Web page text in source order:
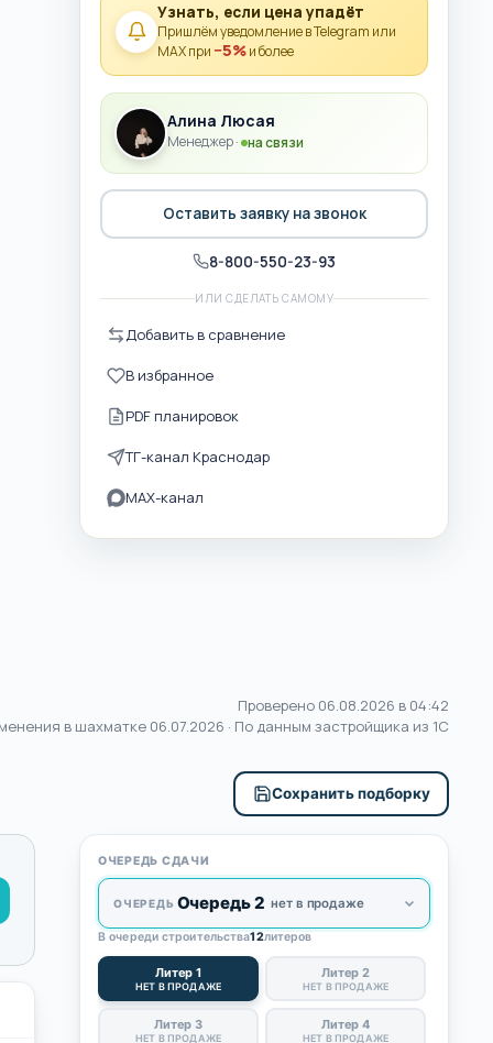
Узнать, если цена упадёт
Пришлём уведомление в Telegram или
MAX при −5%и более
Алина Люсая
Менеджер · на связи
Оставить заявку на звонок
8-800-550-23-93
ИЛИ СДЕЛАТЬ САМОМУ
Добавить в сравнение
В избранное
PDF планировок
ТГ-канал Краснодар
MAX-канал
Проверено 06.08.2026 в 04:42
в шахматке 06.07.2026 · По данным застройщика из 1С
Сохранить подборку
ОЧЕРЕДЬ СДАЧИ
ОЧЕРЕДЬ Очередь 2 нет в продаже
В очереди строительства12литеров
Литер 1
НЕТ В ПРОДАЖЕ
Литер 2
НЕТ В ПРОДАЖЕ
Литер 3
НЕТ В ПРОДАЖЕ
Литер 4
НЕТ В ПРОДАЖЕ